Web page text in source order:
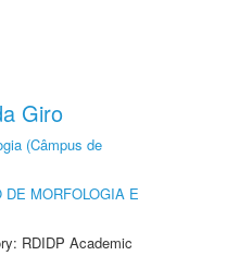
Giro
(Câmpus de
DE MORFOLOGIA E
RDIDP Academic